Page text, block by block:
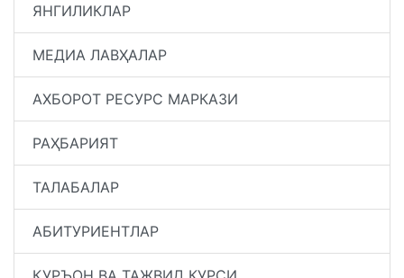
ЯНГИЛИКЛАР
МЕДИА ЛАВҲАЛАР
АХБОРОТ РЕСУРС МАРКАЗИ
РАҲБАРИЯТ
ТАЛАБАЛАР
АБИТУРИЕНТЛАР